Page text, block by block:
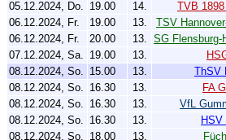
05.12.2024, Do. 19.00 14. TVB
06.12.2024, Fr.
19.00 13. TSV
06.12.2024, Fr.
20.00 13. SG Flensburg-
07.12.2024, Sa. 19.00 13.
08.12.2024, So. 15.00 13. ThSV
08.12.2024, So. 16.30 13. FA
08.12.2024, So. 16.30 13. VfL
08.12.2024, So. 16.30 13. HSV
08.12.2024, So. 18.00 13.